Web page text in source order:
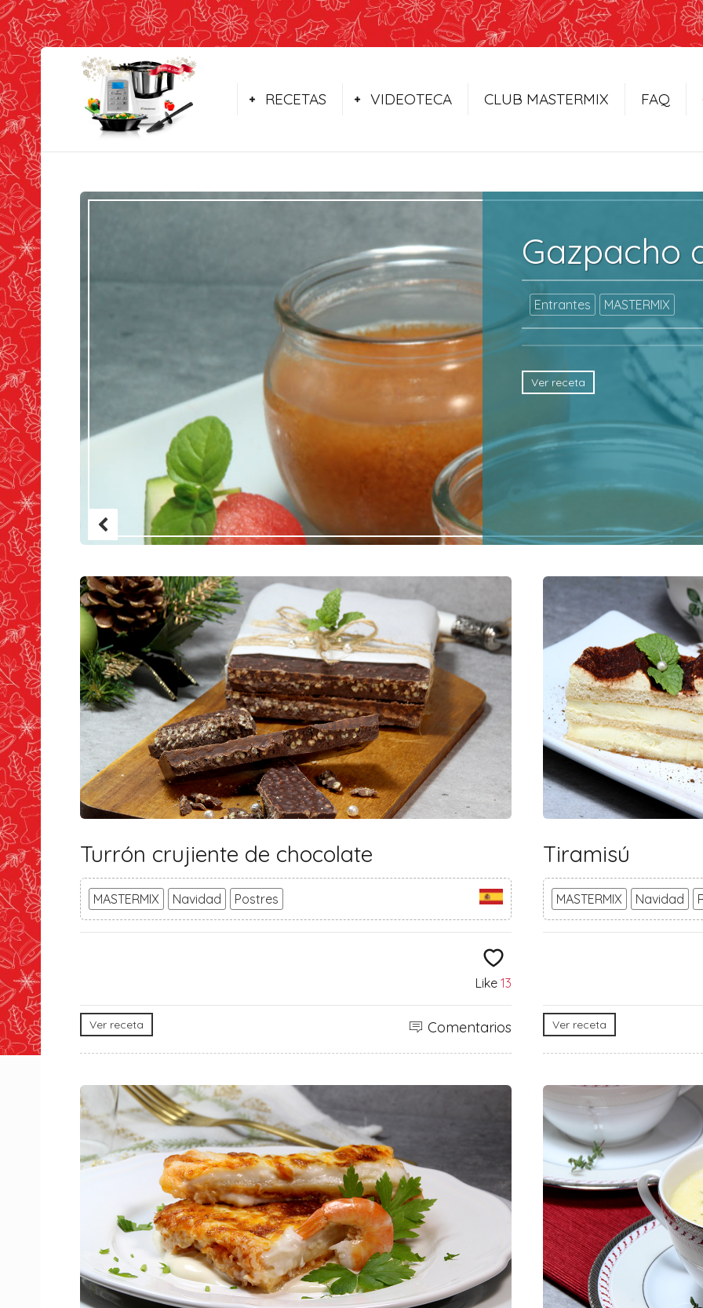
RECETAS VIDEOTECA CLUB MASTERMIX FAQ
Gazpacho
Entrantes MASTERMIX
Ver receta
Turrón crujiente de chocolate
MASTERMIX Navidad Postres
Like 13
Ver receta Comentarios
Tiramisú
MASTERMIX Navidad
Ver receta